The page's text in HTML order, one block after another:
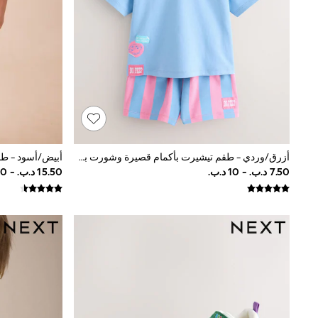
Shirts
Polo Shirts
Coats & Jackets
Underwear
Socks & Tights
Multipacks
All Girls Sports & Swimwear
Tops
Leggings
Shorts
Joggers
Nike
Shop All
Shop all
أزرق/وردي - طقم تيشيرت بأكمام قصيرة وشورت بشخصية Bo Peep من Toy Story (3 أشهر -7سنوات)